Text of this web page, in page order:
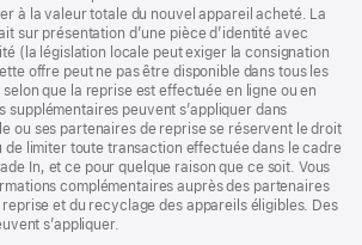
à la valeur totale du nouvel appareil acheté. La
sur présentation d’une pièce d’identité avec
(la législation locale peut exiger la consignation
offre peut ne pas être disponible dans tous les
que la reprise est effectuée en ligne ou en
supplémentaires peuvent s’appliquer dans
ou ses partenaires de reprise se réservent le droit
de limiter toute transaction effectuée dans le cadre
In, et ce pour quelque raison que ce soit. Vous
complémentaires auprès des partenaires
reprise et du recyclage des appareils éligibles. Des
s’appliquer.